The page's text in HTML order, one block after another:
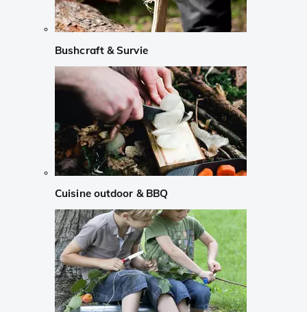
Bushcraft & Survie
Cuisine outdoor & BBQ